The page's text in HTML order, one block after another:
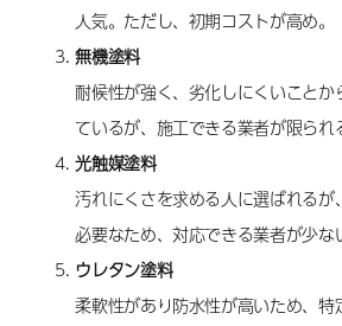
人気。ただし、初期コストが高め。
無機塗料
耐候性が強く、劣化しにくいことか
ているが、施工できる業者が限られ
光触媒塗料
汚れにくさを求める人に選ばれる
必要なため、対応できる業者が少な
ウレタン塗料
柔軟性があり防水性が高いため、特